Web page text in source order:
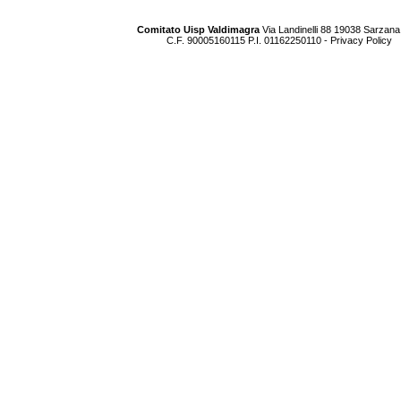
Comitato Uisp Valdimagra Via Landinelli 88 19038
C.F. 90005160115 P.I. 01162250110 - Privacy Policy